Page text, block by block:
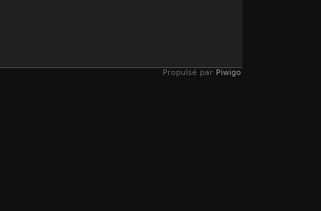
Propulsé par Piwigo